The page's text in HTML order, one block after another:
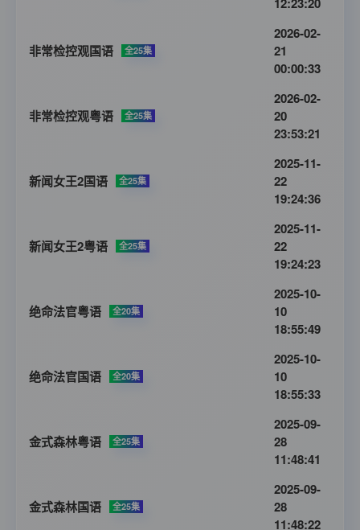
非常检控观国语 全25集
2026-02-
21
00:00:33
非常检控观粤语 全25集
2026-02-
20
23:53:21
新闻女王2国语 全25集
2025-11-
22
19:24:36
新闻女王2粤语 全25集
2025-11-
22
19:24:23
绝命法官粤语 全20集
2025-10-
10
18:55:49
绝命法官国语 全20集
2025-10-
10
18:55:33
金式森林粤语 全25集
2025-09-
28
11:48:41
金式森林国语 全25集
2025-09-
28
11:48:22